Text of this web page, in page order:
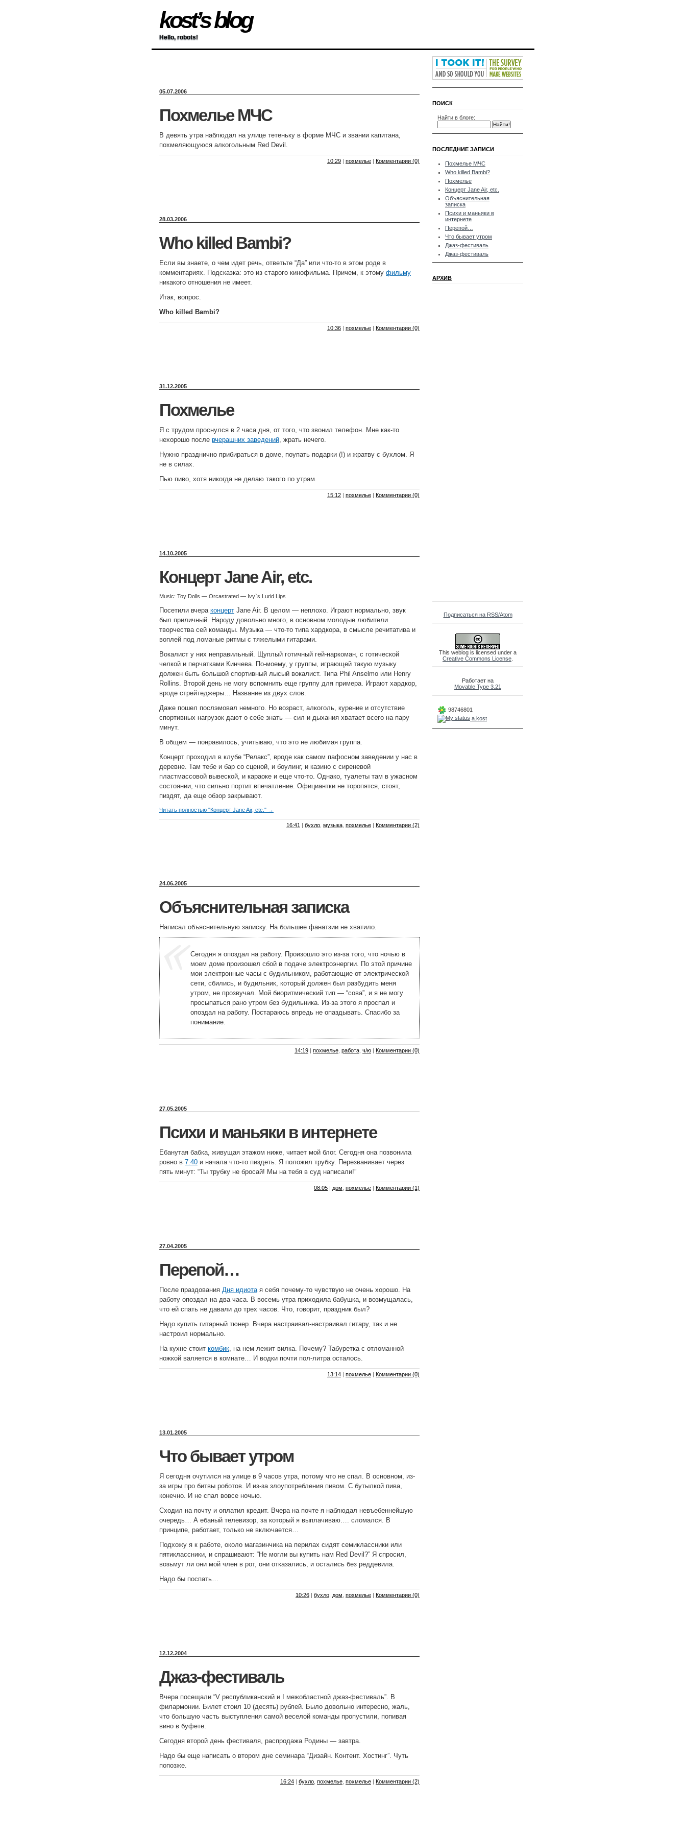
kost’s blog
Hello, robots!
05.07.2006
Похмелье МЧС
В девять утра наблюдал на улице тетеньку в форме МЧС и звании капитана,
похмеляющуюся алкогольным Red Devil.
10:29 | похмелье | Комментарии (0)
28.03.2006
Who killed Bambi?
Если вы знаете, о чем идет речь, ответьте “Да” или что-то в этом роде в
комментариях. Подсказка: это из старого кинофильма. Причем, к этому фильму
никакого отношения не имеет.
Итак, вопрос.
Who killed Bambi?
10:36 | похмелье | Комментарии (0)
31.12.2005
Похмелье
Я с трудом проснулся в 2 часа дня, от того, что звонил телефон. Мне как-то
нехорошо после вчерашних заведений, жрать нечего.
Нужно празднично прибираться в доме, поупать подарки (!) и жратву с бухлом. Я
не в силах.
Пью пиво, хотя никогда не делаю такого по утрам.
15:12 | похмелье | Комментарии (0)
14.10.2005
Концерт Jane Air, etc.
Music: Toy Dolls — Orcastrated — Ivy`s Lurid Lips
Посетили вчера концерт Jane Air. В целом — неплохо. Играют нормально, звук
был приличный. Народу довольно много, в основном молодые любители
творчества сей команды. Музыка — что-то типа хардкора, в смысле речитатива и
воплей под ломаные ритмы с тяжелыми гитарами.
Вокалист у них неправильный. Щуплый готичный гей-наркоман, с готической
челкой и перчатками Кинчева. По-моему, у группы, играющей такую музыку
должен быть большой спортивный лысый вокалист. Типа Phil Anselmo или Henry
Rollins. Второй день не могу вспомнить еще группу для примера. Играют хардкор,
вроде стрейтеджеры… Название из двух слов.
Даже пошел послэмовал немного. Но возраст, алкоголь, курение и отсутствие
спортивных нагрузок дают о себе знать — сил и дыхания хватает всего на пару
минут.
В общем — понравилось, учитываю, что это не любимая группа.
Концерт проходил в клубе “Релакс”, вроде как самом пафосном заведении у нас в
деревне. Там тебе и бар со сценой, и боулинг, и казино с сиреневой
пластмассовой вывеской, и караоке и еще что-то. Однако, туалеты там в ужасном
состоянии, что сильно портит впечатление. Официантки не торопятся, стоят,
пиздят, да еще обзор закрывают.
Читать полностью "Концерт Jane Air, etc." →
16:41 | бухло музыка похмелье | Комментарии (2)
24.06.2005
Объяснительная записка
Написал объяснительную записку. На большее фанатзии не хватило.
Сегодня я опоздал на работу. Произошло это из-за того, что ночью в
моем доме произошел сбой в подаче электроэнергии. По этой причине
мои электронные часы с будильником, работающие от электрической
сети, сбились, и будильник, который должен был разбудить меня
утром, не прозвучал. Мой биоритмический тип — “сова”, и я не могу
просыпаться рано утром без будильника. Из-за этого я проспал и
опоздал на работу. Постараюсь впредь не опаздывать. Спасибо за
понимание.
14:19 | похмелье работа ч/ю | Комментарии (0)
27.05.2005
Психи и маньяки в интернете
Ебанутая бабка, живущая этажом ниже, читает мой блог. Сегодня она позвонила
ровно в 7:40 и начала что-то пиздеть. Я положил трубку. Перезванивает через
пять минут: “Ты трубку не бросай! Мы на тебя в суд написали!”
08:05 | дом похмелье | Комментарии (1)
27.04.2005
Перепой…
После праздования Дня идиотая себя почему-то чувствую не очень хорошо. На
работу опоздал на два часа. В восемь утра приходила бабушка, и возмущалась,
что ей спать не давали до трех часов. Что, говорит, праздник был?
Надо купить гитарный тюнер. Вчера настраивал-настраивал гитару, так и не
настроил нормально.
На кухне стоит комбик, на нем лежит вилка. Почему? Табуретка с отломанной
ножкой валяется в комнате… И водки почти пол-литра осталось.
13:14 | похмелье | Комментарии (0)
13.01.2005
Что бывает утром
Я сегодня очутился на улице в 9 часов утра, потому что не спал. В основном, из-
за игры про битвы роботов. И из-за злоупотребления пивом. С бутылкой пива,
конечно. И не спал вовсе ночью.
Сходил на почту и оплатил кредит. Вчера на почте я наблюдал невъебеннейшую
очередь… А ебаный телевизор, за который я выплачиваю…. сломался. В
принципе, работает, только не включается…
Подхожу я к работе, около магазинчика на перилах сидят семиклассники или
пятиклассники, и спрашивают: “Не могли вы купить нам Red Devil?” Я спросил,
возьмут ли они мой член в рот, они отказались, и остались без реддевила.
Надо бы поспать…
10:26 | бухло дом похмелье | Комментарии (0)
12.12.2004
Джаз-фестиваль
Вчера посещали “V республиканский и I межобластной джаз-фестиваль”. В
филармонии. Билет стоил 10 (десять) рублей. Было довольно интересно, жаль,
что большую часть выступления самой веселой команды пропустили, попивая
вино в буфете.
Сегодня второй день фестиваля, распродажа Родины — завтра.
Надо бы еще написать о втором дне семинара “Дизайн. Контент. Хостинг”. Чуть
попозже.
16:24 | бухло похмелье похмелье | Комментарии (2)
ПОИСК
Найти в блоге:
ПОСЛЕДНИЕ ЗАПИСИ
Похмелье МЧС
Who killed Bambi?
Похмелье
Концерт Jane Air, etc.
Объяснительная
записка
Психи и маньяки в
интернете
Перепой…
Что бывает утром
Джаз-фестиваль
Джаз-фестиваль
АРХИВ
Подписаться на RSS/Atom
This weblog is licensed under a
Creative Commons License
Работает на
Movable Type 3.21
98746801
a.kost